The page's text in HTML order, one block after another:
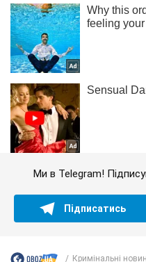
Ми в Telegram!
Підписатись
Кримінальні